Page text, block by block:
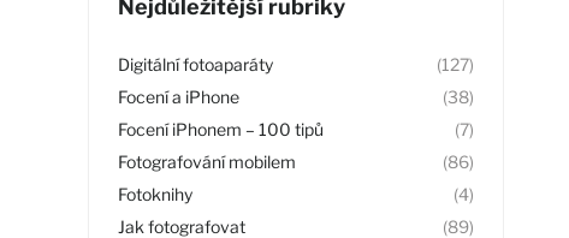
Nejdůležitější rubriky
Digitální fotoaparáty
(127)
Focení a iPhone
(38)
Focení iPhonem – 100 tipů
(7)
Fotografování mobilem
(86)
Fotoknihy
(4)
Jak fotografovat
(89)